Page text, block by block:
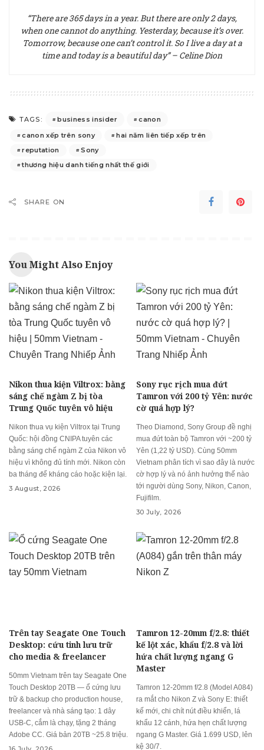
“There are 365 days in a year. But there are only 2 days,
when one cannot do anything. Yesterday, because it’s over.
Tomorrow, because one can’t control it. So I live a day at a
time and today is a beautiful day” – Celine Dion
TAGS: business insider
canon
canon xếp trên sony
hai năm liên tiếp xếp trên
reputation
Sony
thương hiệu danh tiếng nhất thế giới
SHARE ON
You Might Also Enjoy
Nikon thua kiện Viltrox: bằng
sáng chế ngàm Z bị tòa
Trung Quốc tuyên vô hiệu
Nikon thua vụ kiện Viltrox tại Trung
Quốc: hội đồng CNIPA tuyên các
bằng sáng chế ngàm Z của Nikon vô
hiệu vì không đủ tính mới. Nikon còn
ba tháng để kháng cáo hoặc kiện lại.
3 August, 2026
Sony rục rịch mua đứt
Tamron với 200 tỷ Yên: nước
cờ quá hợp lý?
Theo Diamond, Sony Group đề nghị
mua đứt toàn bộ Tamron với ~200 tỷ
Yên (1,22 tỷ USD). Cùng 50mm
Vietnam phân tích vì sao đây là nước
cờ hợp lý và nó ảnh hưởng thế nào
tới người dùng Sony, Nikon, Canon,
Fujifilm.
30 July, 2026
Trên tay Seagate One Touch
Desktop: cứu tinh lưu trữ
cho media & freelancer
50mm Vietnam trên tay Seagate One
Touch Desktop 20TB — ổ cứng lưu
trữ & backup cho production house,
freelancer và nhà sáng tạo: 1 dây
USB-C, cắm là chạy, tặng 2 tháng
Adobe CC. Giá bản 20TB ~25.8 triệu.
Tamron 12-20mm f/2.8: thiết
kế lột xác, khẩu f/2.8 và lời
hứa chất lượng ngang G
Master
Tamron 12-20mm f/2.8 (Model A084)
ra mắt cho Nikon Z và Sony E: thiết
kế mới, chi chít nút điều khiển, lá
khẩu 12 cánh, hứa hẹn chất lượng
ngang G Master. Giá 1.699 USD, lên
kệ 30/7.